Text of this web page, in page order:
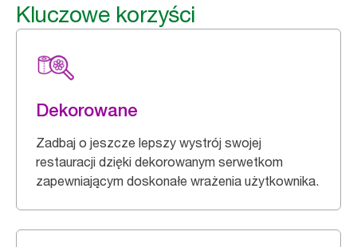
Kluczowe korzyści
Dekorowane
Zadbaj o jeszcze lepszy wystrój swojej
restauracji dzięki dekorowanym serwetkom
zapewniającym doskonałe wrażenia użytkownika.